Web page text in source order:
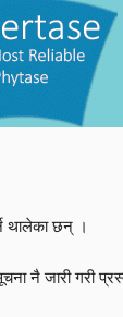
थालेका छन् ।
नै जारी गरी